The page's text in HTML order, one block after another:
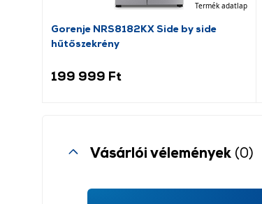
Termék adatlap
Gorenje NRS8182KX Side by side
hűtőszekrény
199 999 Ft
Vásárlói vélemények (0)